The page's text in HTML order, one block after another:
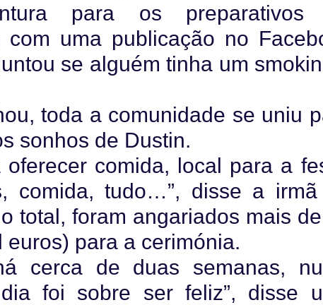
para os preparativos
com uma publicação no
se alguém tinha um
toda a comunidade se uniu
sonhos de Dustin.
oferecer comida, local para a
comida, tudo…”, disse a
total, foram angariados mais
para a cerimónia.
cerca de duas semanas,
foi sobre ser feliz”, disse